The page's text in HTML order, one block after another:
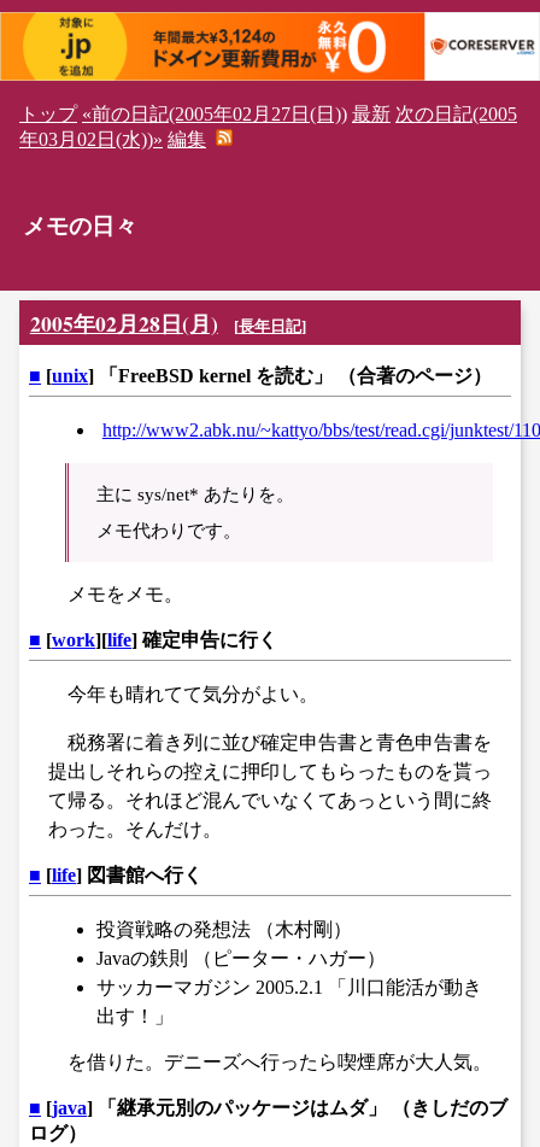
トップ «前の日記(2005年02月27日(日)) 最新 次の日記(2005
年03月02日(水))» 編集
メモの日々
2005年02月28日(月) [長年日記]
■ [unix] 「FreeBSD kernel を読む」 （合著のページ）
http://www2.abk.nu/~kattyo/bbs/test/read.cgi/junktest/
主に sys/net* あたりを。
メモ代わりです。
メモをメモ。
■ [work][life] 確定申告に行く
今年も晴れてて気分がよい。
税務署に着き列に並び確定申告書と青色申告書を
提出しそれらの控えに押印してもらったものを貰っ
て帰る。それほど混んでいなくてあっという間に終
わった。そんだけ。
■ [life] 図書館へ行く
投資戦略の発想法 （木村剛）
Javaの鉄則 （ピーター・ハガー）
サッカーマガジン 2005.2.1 「川口能活が動き
出す！」
を借りた。デニーズへ行ったら喫煙席が大人気。
■ [java] 「継承元別のパッケージはムダ」 （きしだのブ
ログ）